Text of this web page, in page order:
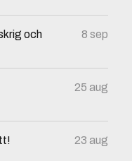
och
8 sep
25 aug
23 aug